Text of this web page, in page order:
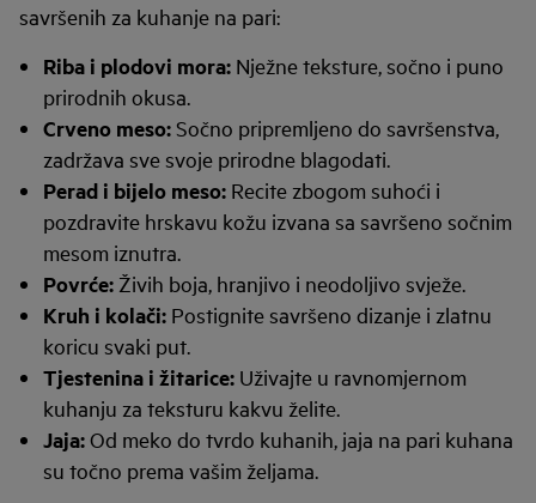
savršenih za kuhanje na pari:
Riba i plodovi mora: Nježne teksture, sočno i puno
prirodnih okusa.
Crveno meso: Sočno pripremljeno do savršenstva,
zadržava sve svoje prirodne blagodati.
Perad i bijelo meso: Recite zbogom suhoći i
pozdravite hrskavu kožu izvana sa savršeno sočnim
mesom iznutra.
Povrće: Živih boja, hranjivo i neodoljivo svježe.
Kruh i kolači: Postignite savršeno dizanje i zlatnu
koricu svaki put.
Tjestenina i žitarice: Uživajte u ravnomjernom
kuhanju za teksturu kakvu želite.
Jaja:Od meko do tvrdo kuhanih, jaja na pari kuhana
su točno prema vašim željama.